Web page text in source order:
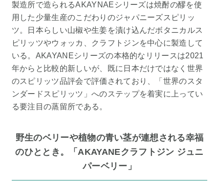
製造所で造られるAKAYNAEシリーズは焼酎の醪を使
用した少量生産のこだわりのジャパニーズスピリッ
ツ。日本らしい山椒や生姜を漬け込んだボタニカルス
ピリッツやウォッカ、クラフトジンを中心に製造して
いる。AKAYANEシリーズの本格的なリリースは2021
年からと比較的新しいが、既に日本だけではなく世界
のスピリッツ品評会で評価されており、「世界のスタ
ンダードスピリッツ」へのステップを着実に上ってい
る要注目の蒸留所である。
野生のベリーや植物の青い茎が連想される幸福
のひととき。「AKAYANEクラフトジン ジュニ
パーベリー」